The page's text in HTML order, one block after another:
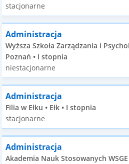
stacjonarne
Administracja
Wyższa Szkoła Zarządzania i
Poznań • I stopnia
niestacjonarne
Administracja
Filia w Ełku • Ełk • I stopnia
stacjonarne
Administracja
Akademia Nauk Stosowanych